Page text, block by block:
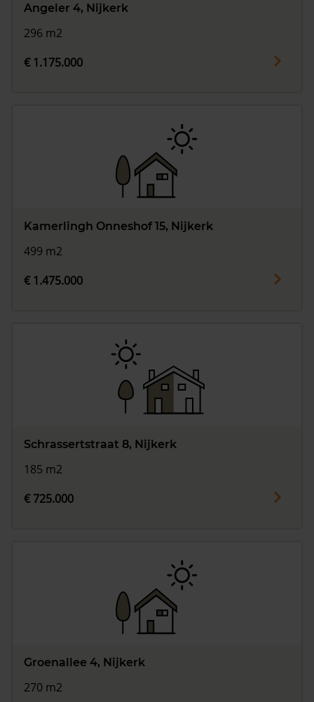
Angeler 4, Nijkerk
296 m2
€ 1.175.000
Kamerlingh Onneshof 15, Nijkerk
499 m2
€ 1.475.000
Schrassertstraat 8, Nijkerk
185 m2
€ 725.000
Groenallee 4, Nijkerk
270 m2